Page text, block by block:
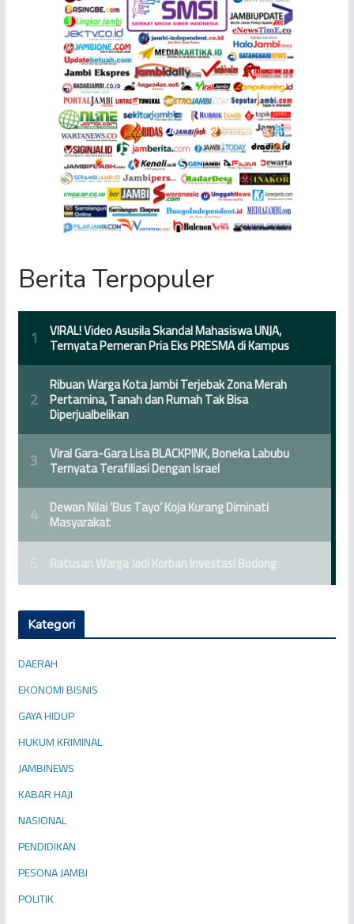
Berita Terpopuler
Kategori
DAERAH
EKONOMI BISNIS
GAYA HIDUP
HUKUM KRIMINAL
JAMBINEWS
KABAR HAJI
NASIONAL
PENDIDIKAN
PESONA JAMBI
POLITIK